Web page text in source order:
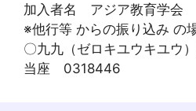
加入者名 アジア教育学会
※他行等 からの振り込み の
〇九九（ゼロキユウキユウ
当座 0318446